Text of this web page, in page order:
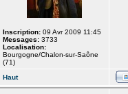
Inscription: 09 Avr 2009 11:45
Messages: 3733
Localisation:
Bourgogne/Chalon-sur-Saône
(71)
Haut